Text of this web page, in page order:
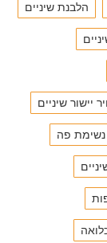
הלבנת שיניים
יישור שיניים
נשימת פה